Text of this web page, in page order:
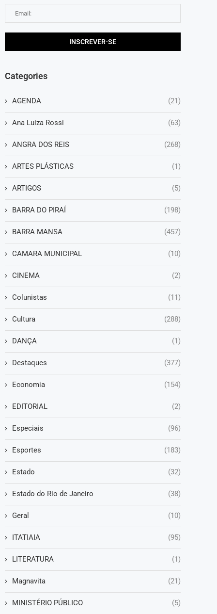
Categories
AGENDA (21)
Ana Luiza Rossi (63)
ANGRA DOS REIS (268)
ARTES PLÁSTICAS (1)
ARTIGOS (5)
BARRA DO PIRAÍ (198)
BARRA MANSA (457)
CAMARA MUNICIPAL (10)
CINEMA (2)
Colunistas (11)
Cultura (288)
DANÇA (1)
Destaques (377)
Economia (154)
EDITORIAL (2)
Especiais (96)
Esportes (183)
Estado (32)
Estado do Rio de Janeiro (38)
Geral (10)
ITATIAIA (95)
LITERATURA (1)
Magnavita (21)
MINISTÉRIO PÚBLICO (5)